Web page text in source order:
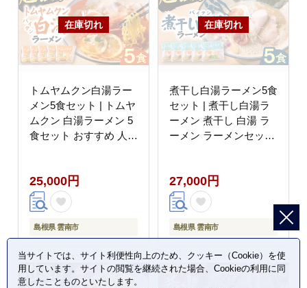
トムヤムクン白湯ラー
メン5食セット | トムヤ
ムクン 白湯ラーメン 5
食セット おすすめ 人気
25,000円
島根県 雲南市
煮干し白湯ラーメン5食
セット | 煮干し白湯ラ
ーメン 煮干し 白湯 ラ
ーメン ラーメンセット
27,000円
島根県 雲南市
当サイトでは、サイト利便性向上のため、クッキー（Cookie）を使
用しています。サイトの閲覧を継続された場合、Cookieの利用に同
意したことものといたします。